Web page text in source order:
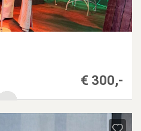
€ 300,-